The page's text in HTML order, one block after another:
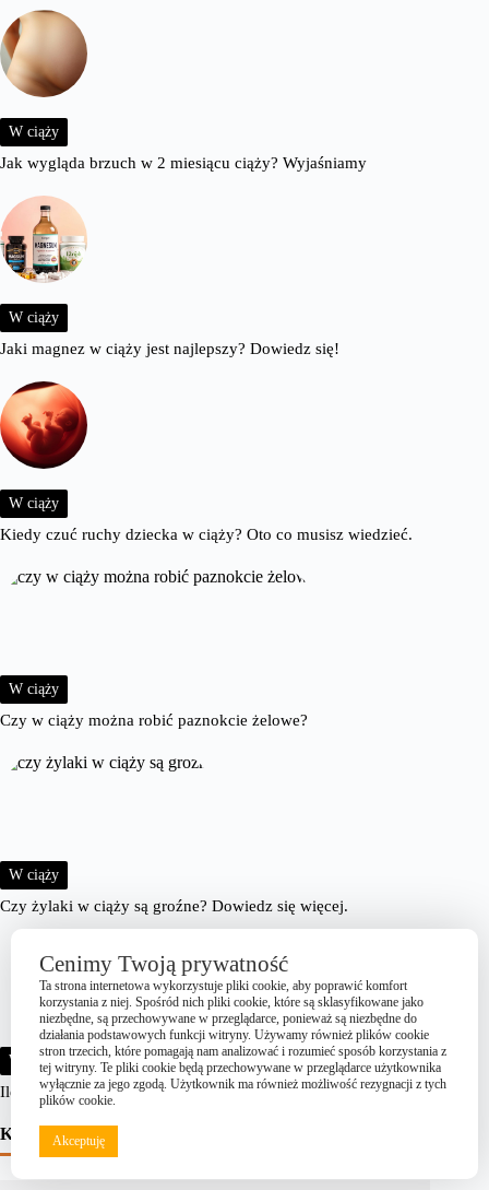
W ciąży
Jak wygląda brzuch w 2 miesiącu ciąży? Wyjaśniamy
W ciąży
Jaki magnez w ciąży jest najlepszy? Dowiedz się!
W ciąży
Kiedy czuć ruchy dziecka w ciąży? Oto co musisz wiedzieć.
W ciąży
Czy w ciąży można robić paznokcie żelowe?
W ciąży
Czy żylaki w ciąży są groźne? Dowiedz się więcej.
W ciąży
Ile trwa ktg w ciąży? Dowiedz się wszystkiego!
Kategorie
Cenimy Twoją prywatność
Ta strona internetowa wykorzystuje pliki cookie, aby poprawić komfort
korzystania z niej. Spośród nich pliki cookie, które są sklasyfikowane jako
niezbędne, są przechowywane w przeglądarce, ponieważ są niezbędne do
działania podstawowych funkcji witryny. Używamy również plików cookie
stron trzecich, które pomagają nam analizować i rozumieć sposób korzystania z
tej witryny. Te pliki cookie będą przechowywane w przeglądarce użytkownika
wyłącznie za jego zgodą. Użytkownik ma również możliwość rezygnacji z tych
plików cookie.
Akceptuję